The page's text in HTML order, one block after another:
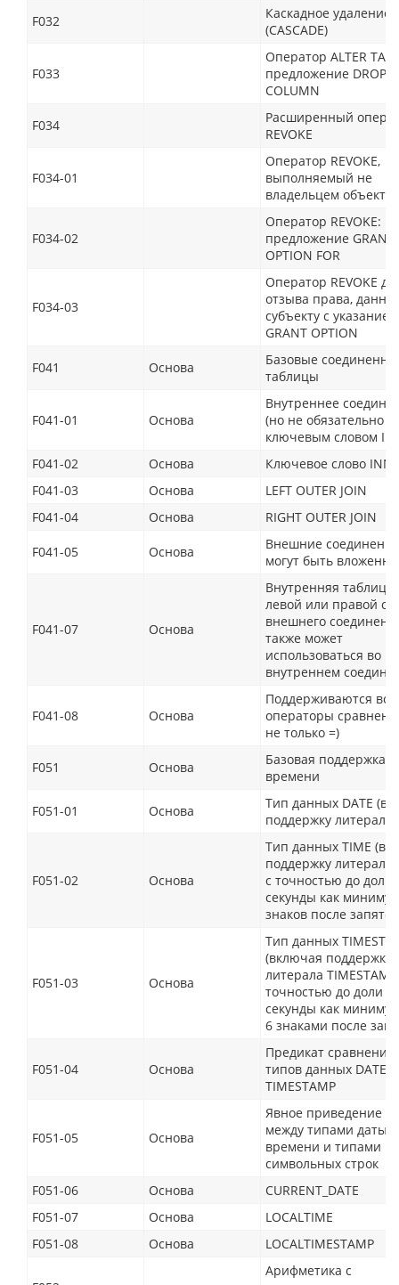
F032
Каскадное удаление
(CASCADE)
F033
Оператор ALTER
предложение DROP
COLUMN
F034
Расширенный
REVOKE
F034-01
Оператор REVOKE,
выполняемый не
владельцем объекта
F034-02
Оператор REVOKE:
предложение GRANT
OPTION FOR
F034-03
Оператор REVOKE
отзыва права,
субъекту с
GRANT OPTION
F041 Основа
Базовые
таблицы
F041-01 Основа
Внутреннее
(но не обязательно с
ключевым словом
F041-02
Основа
Ключевое слово
F041-03
Основа
LEFT OUTER JOIN
F041-04
Основа RIGHT OUTER JOIN
F041-05 Основа
Внешние соединения
могут быть
F041-07 Основа
Внутренняя таблица
левой или правой
внешнего
также может
использоваться во
внутреннем
F041-08 Основа
Поддерживаются все
операторы
не только =)
F051 Основа
Базовая поддержка
времени
F051-01 Основа
Тип данных DATE
поддержку литерала
F051-02 Основа
Тип данных TIME
поддержку литерала
с точностью до доли
секунды как
знаков после запятой
F051-03 Основа
Тип данных
(включая поддержку
литерала
точностью до доли
секунды как
6 знаками после
F051-04 Основа
Предикат сравнения
типов данных DATE,
TIMESTAMP
F051-05 Основа
Явное приведение
между типами даты/
времени и типами
символьных строк
F051-06
Основа
CURRENT_DATE
F051-07
Основа
LOCALTIME
F051-08
Основа LOCALTIMESTAMP
Арифметика с